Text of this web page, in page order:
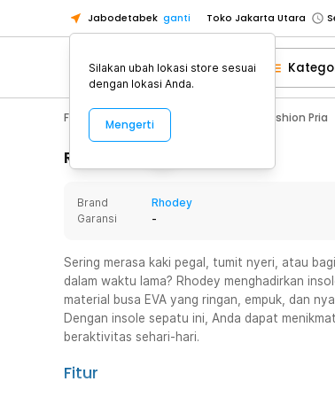
Jabodetabek ganti Toko Jakarta Utara
Toko Tangerang
Toko Cikupa
Pick n Go Jakarta Barat
Pick n Go Bekasi
Toko Tangerang
Toko Cikupa
Pick n Go Jakarta Barat
Fashion, Make Up & Beauty Care Fashion Pria
Rincian Produk
Brand
Rhodey
Garansi
-
Sering merasa kaki pegal, tumit nyeri, atau
dalam waktu lama? Rhodey menghadirkan
material busa EVA yang ringan, empuk, dan
Dengan insole sepatu ini, Anda dapat
beraktivitas sehari-hari.
Fitur
Silakan ubah lokasi store sesuai
dengan lokasi Anda.
Mengerti